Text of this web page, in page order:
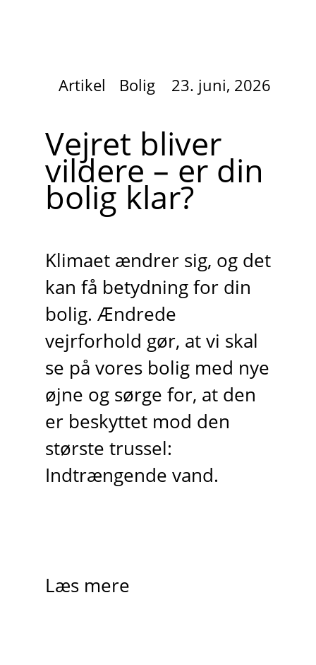
Artikel Bolig 23. juni, 2026
Vejret bliver
vildere – er din
bolig klar?
Klimaet ændrer sig, og det
kan få betydning for din
bolig. Ændrede
vejrforhold gør, at vi skal
se på vores bolig med nye
øjne og sørge for, at den
er beskyttet mod den
største trussel:
Indtrængende vand.
Læs mere